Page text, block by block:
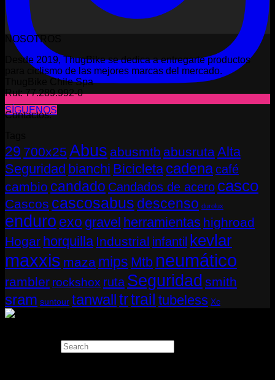
SÍGUENOS
NOSOTROS
Desde 2019, ThugBike se dedica a entregarte productos
para ciclismo de las mejores marcas del mercado.
ThugBike Chile Spa
Rut: 77.289.992-0
Contactos:
29 700x25 Abus abusmtb abusrutaAlta
Seguridad bianchi Bicicleta cadenacafé
cambio candado Candados de acero casco
Cascos cascosabus descenso durolux
enduro exo gravel herramientas highroad
Hogar horquilla Industrial infantil kevlar
maxxis maza mips Mtb neumático
rambler rockshox ruta Seguridad smith
sram suntour tanwalltrtrail tubeless Xc